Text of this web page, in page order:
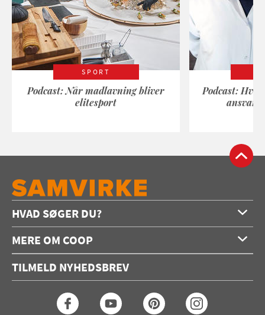
SPORT
Podcast: Når madlavning bliver
elitesport
Podcast:
HVAD SØGER DU?
Opskrifter
Konkurrencer
MERE OM COOP
Annoncering
Coop medlem
TILMELD NYHEDSBREV